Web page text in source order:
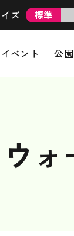
ズ 標準
イベント 公